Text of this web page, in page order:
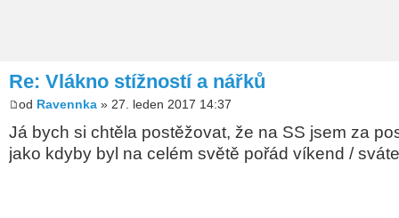
Re: Vlákno stížností a nářků
od Ravennka » 27. leden 2017 14:37
Já bych si chtěla postěžovat, že na SS jsem za
jako kdyby byl na celém světě pořád víkend /